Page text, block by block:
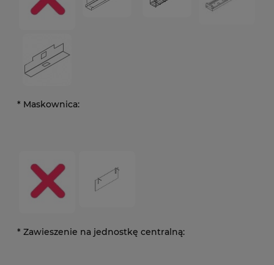
* Maskownica:
* Zawieszenie na jednostkę centralną: